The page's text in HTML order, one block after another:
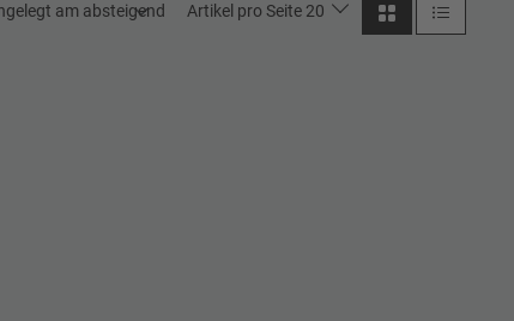
Angelegt am absteigend Artikel pro Seite 20